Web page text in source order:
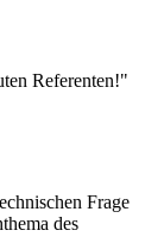
Referenten!"
Frage
des